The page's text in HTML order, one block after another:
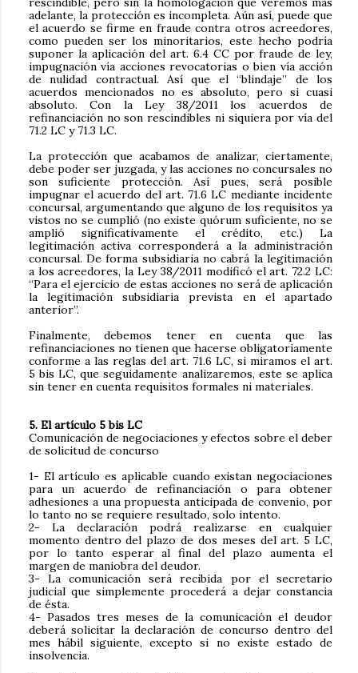
adelante, la protección es incompleta. Aún así, puede que
el acuerdo se firme en fraude contra otros acreedores,
como pueden ser los minoritarios, este hecho podría
suponer la aplicación del art. 6.4 CC por fraude de ley,
impugnación vía acciones revocatorias o bien vía acción
de nulidad contractual. Así que el “blindaje” de los
acuerdos mencionados no es absoluto, pero si cuasi
absoluto. Con la Ley 38/2011 los acuerdos de
refinanciación no son rescindibles ni siquiera por vía del
71.2 LC y 71.3 LC.
La protección que acabamos de analizar, ciertamente,
debe poder ser juzgada, y las acciones no concursales no
son suficiente protección. Así pues, será posible
impugnar el acuerdo del art. 71.6 LC mediante incidente
concursal, argumentando que alguno de los requisitos ya
vistos no se cumplió (no existe quórum suficiente, no se
amplió significativamente el crédito, etc.) La
legitimación activa corresponderá a la administración
concursal. De forma subsidiaria no cabrá la legitimación
a los acreedores, la Ley 38/2011 modificó el art. 72.2 LC:
“Para el ejercicio de estas acciones no será de aplicación
la legitimación subsidiaria prevista en el apartado
anterior”.
Finalmente, debemos tener en cuenta que las
refinanciaciones no tienen que hacerse obligatoriamente
conforme a las reglas del art. 71.6 LC, si miramos el art.
5 bis LC, que seguidamente analizaremos, este se aplica
sin tener en cuenta requisitos formales ni materiales.
5. El artículo 5 bis LC
Comunicación de negociaciones y efectos sobre el deber
de solicitud de concurso
1- El artículo es aplicable cuando existan negociaciones
para un acuerdo de refinanciación o para obtener
adhesiones a una propuesta anticipada de convenio, por
lo tanto no se requiere resultado, solo intento.
2- La declaración podrá realizarse en cualquier
momento dentro del plazo de dos meses del art. 5 LC,
por lo tanto esperar al final del plazo aumenta el
margen de maniobra del deudor.
3- La comunicación será recibida por el secretario
judicial que simplemente procederá a dejar constancia
de ésta.
4- Pasados tres meses de la comunicación el deudor
deberá solicitar la declaración de concurso dentro del
mes hábil siguiente, excepto si no existe estado de
insolvencia.